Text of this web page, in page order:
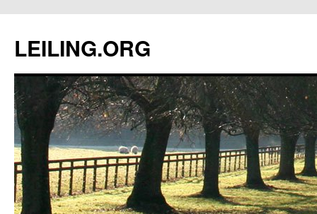
文
LEILING.ORG